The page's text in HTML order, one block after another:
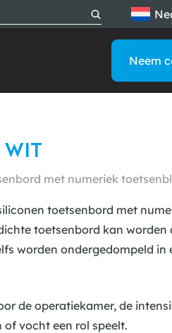
Neem
met numeriek
toetsenbord met
toetsenbord kan worden
worden ondergedompeld in
de operatiekamer, de
vocht een rol speelt.